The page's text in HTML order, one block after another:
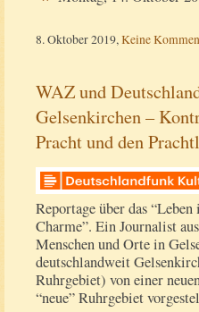
8. Oktober 2019, Keine
WAZ und
Gelsenkirchen –
Pracht und den
Reportage über das
Charme”. Ein Journalist
Menschen und Orte in
deutschlandweit
Ruhrgebiet) von einer
“neue” Ruhrgebiet